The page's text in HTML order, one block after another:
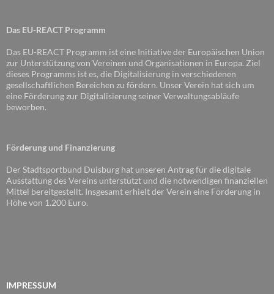
Das EU-REACT Programm
Das EU-REACT Programm ist eine Initiative der Europäischen Union
zur Unterstützung von Vereinen und Organisationen in Europa. Ziel
dieses Programms ist es, die Digitalisierung in verschiedenen
gesellschaftlichen Bereichen zu fördern. Unser Verein hat sich um
eine Förderung zur Digitalisierung seiner Verwaltungsabläufe
beworben.
Förderung und Finanzierung
Der Stadtsportbund Duisburg hat unseren Antrag für die digitale
Ausstattung des Vereins unterstützt und die notwendigen finanziellen
Mittel bereitgestellt. Insgesamt erhielt der Verein eine Förderung in
Höhe von 1.200 Euro.
IMPRESSUM